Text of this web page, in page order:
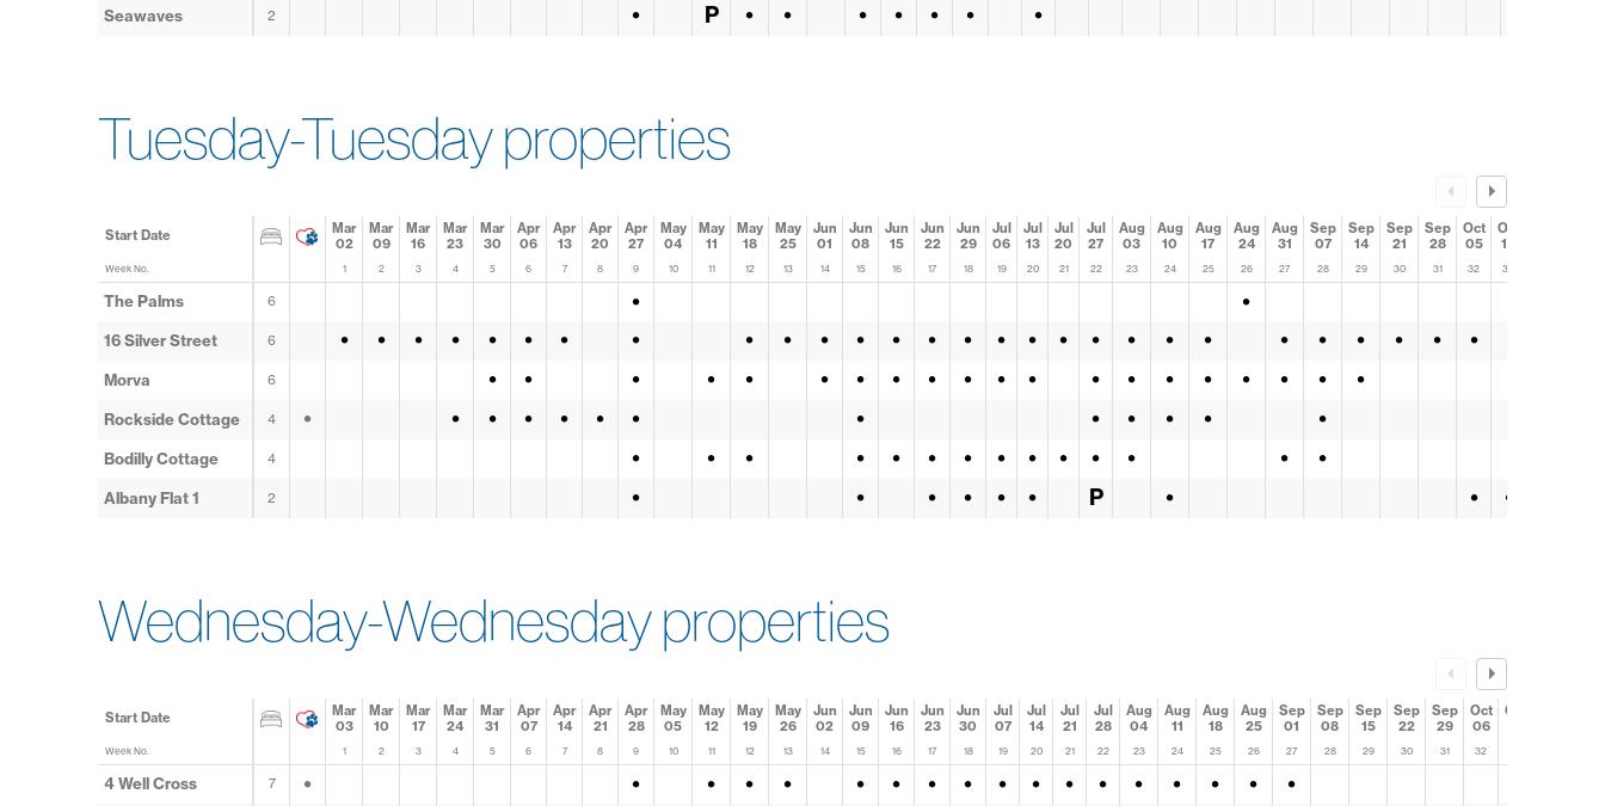
Seawaves 2 • P • • • • • • •
Tuesday-Tuesday properties
Start Date
Mar
02
Mar
09
Mar
16
Mar
23
Mar
30
Apr
06
Apr
13
Apr
20
Apr
27
May
04
May
11
May
18
May
25
Jun
01
Jun
08
Jun
15
Jun
22
Jun
29
Jul
06
Jul
13
Jul
20
Jul
27
Aug
03
Aug
10
Aug
17
Aug
24
Aug
31
Sep
07
Sep
14
Sep
21
Sep
28
Oct
05
Oct
12
Week No. 1 2 3 4 5 6 7 8 9 10 11 12 13 14 15 16 17 18 19 20 21 22 23 24 25 26 27 28 29 30 31 32 33
The Palms 6 • •
16 Silver Street 6 • • • • • • • • • • • • • • • • • • • • • • • • • • • •
Morva 6 • • • • • • • • • • • • • • • • • • • •
Rockside Cottage 4 • • • • • • • • • • • • •
Bodilly Cottage 4 • • • • • • • • • • • • • •
Albany Flat 1 2 • • • • • • P • • •
Wednesday-Wednesday properties
Start Date
Mar
03
Mar
10
Mar
17
Mar
24
Mar
31
Apr
07
Apr
14
Apr
21
Apr
28
May
05
May
12
May
19
May
26
Jun
02
Jun
09
Jun
16
Jun
23
Jun
30
Jul
07
Jul
14
Jul
21
Jul
28
Aug
04
Aug
11
Aug
18
Aug
25
Sep
01
Sep
08
Sep
15
Sep
22
Sep
29
Oct
06
Oct
Week No. 1 2 3 4 5 6 7 8 9 10 11 12 13 14 15 16 17 18 19 20 21 22 23 24 25 26 27 28 29 30 31 32
4 Well Cross 7 • • • • • • • • • • • • • • • • • •